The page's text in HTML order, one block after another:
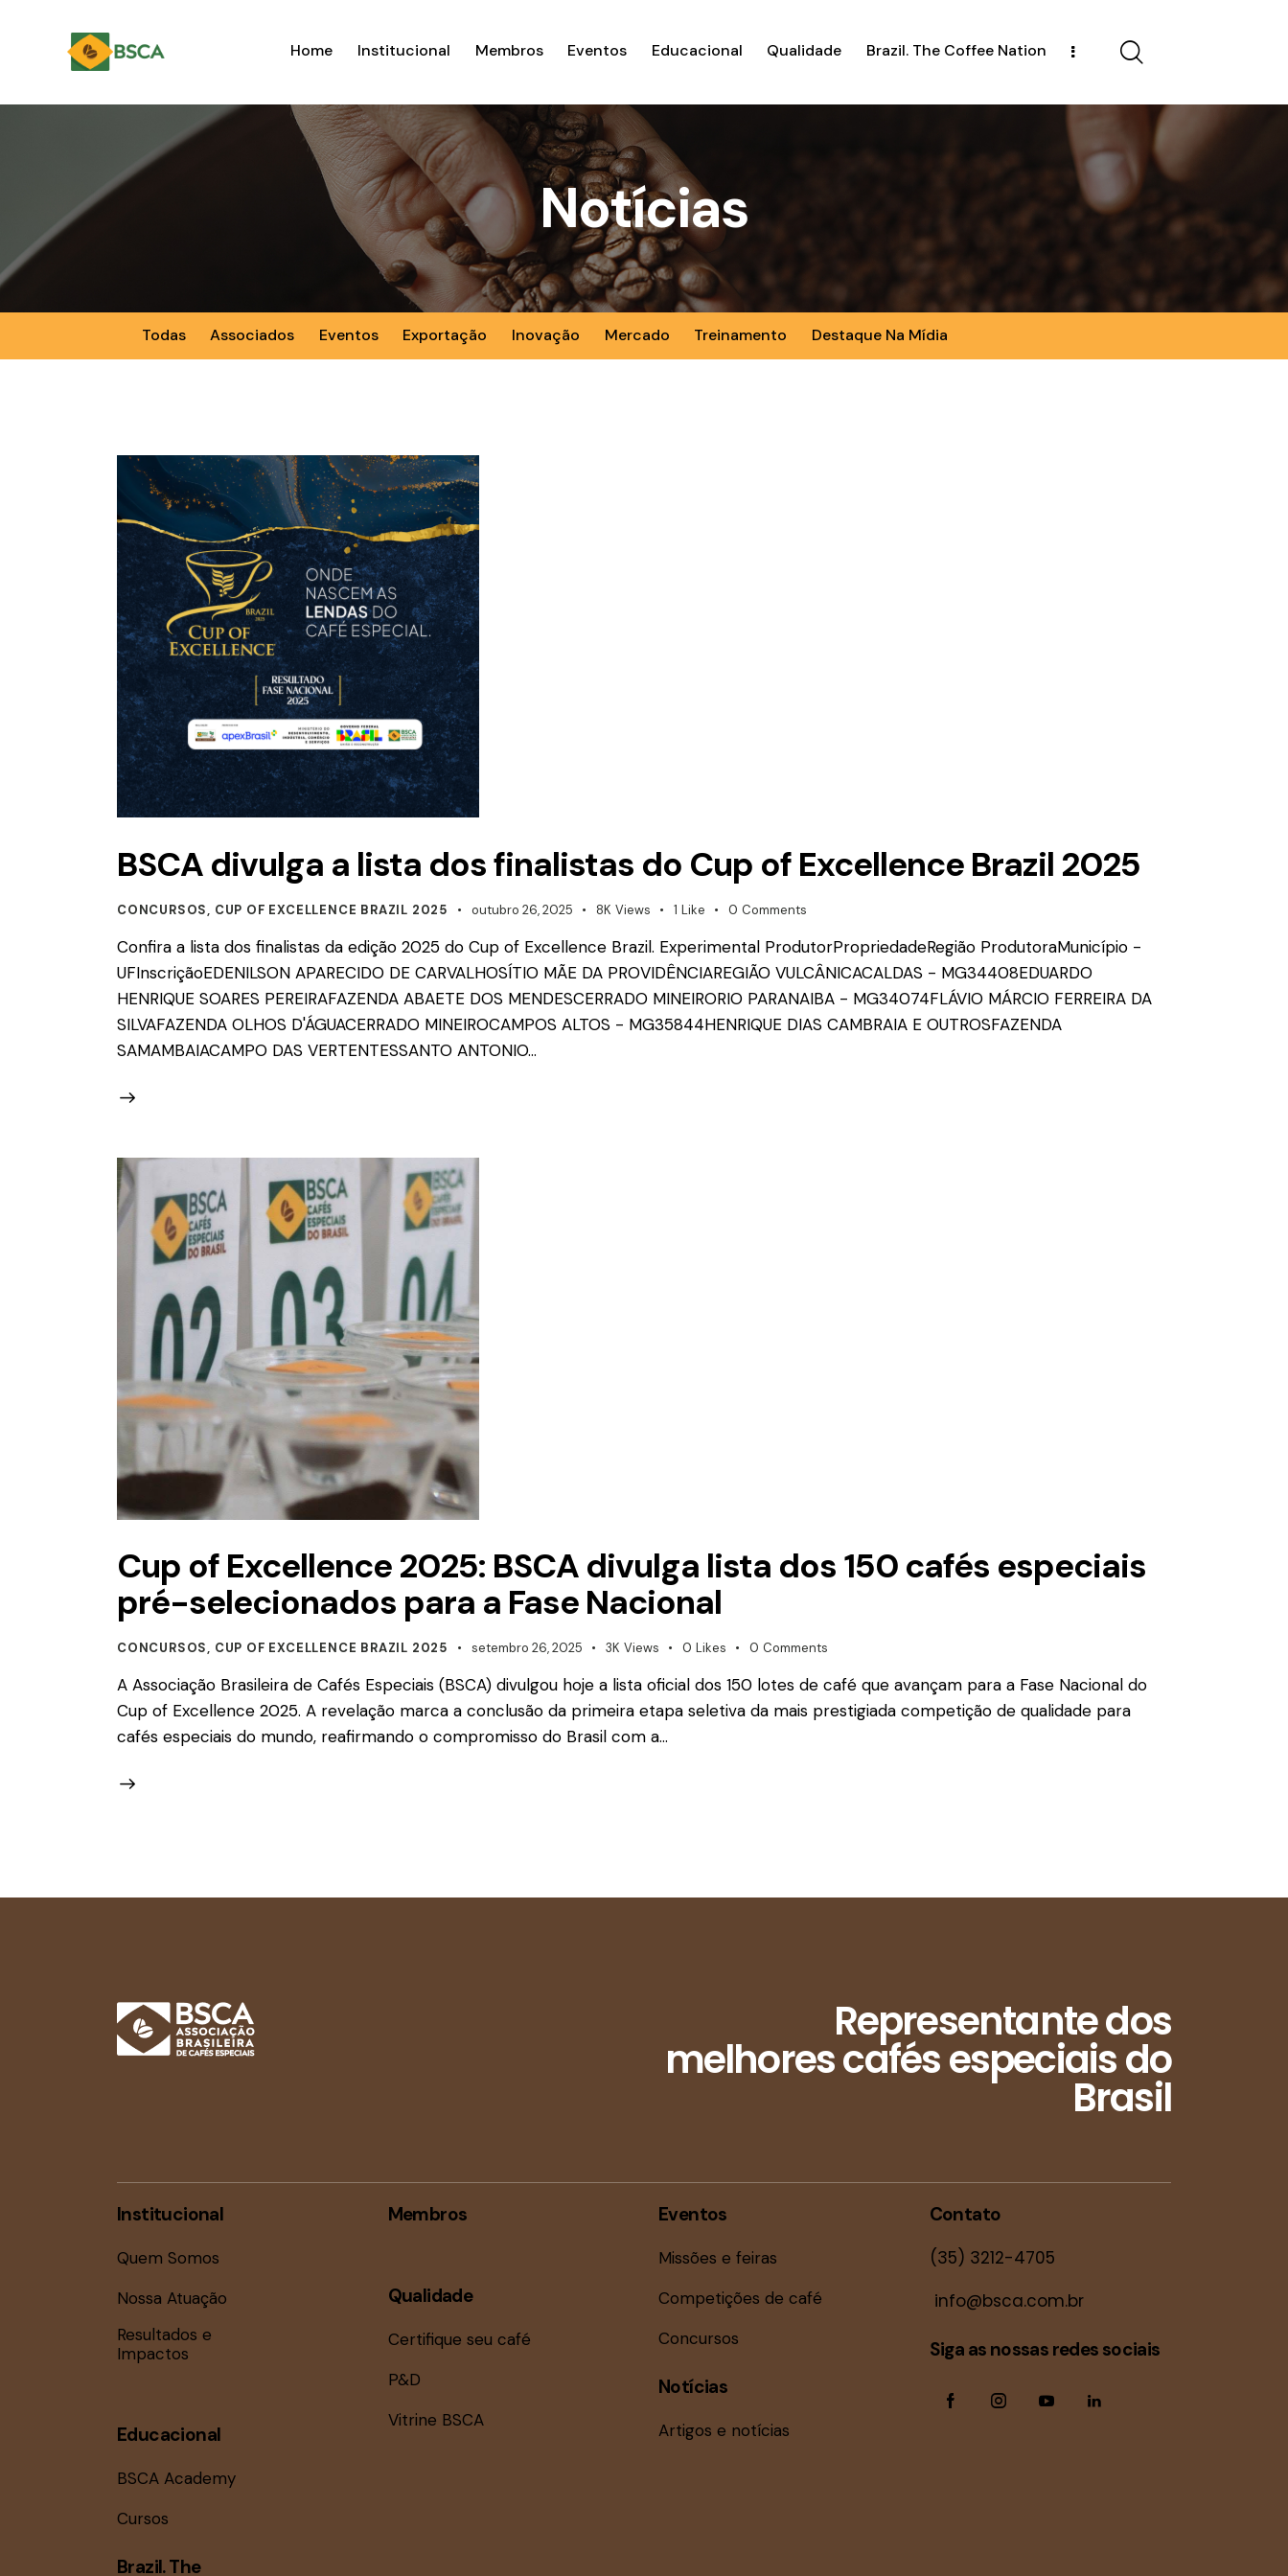
Home Institucional Membros Eventos Educacional Qualidade Brazil. The Coffee Nation
Notícias
Todas Associados Eventos Exportação Inovação Mercado Treinamento Destaque Na Mídia
BSCA divulga a lista dos finalistas do Cup of Excellence Brazil 2025
CONCURSOS, CUP OF EXCELLENCE BRAZIL 2025 outubro 26, 2025 8K Views 1 Like 0 Comments
Confira a lista dos finalistas da edição 2025 do Cup of Excellence Brazil. Experimental ProdutorPropriedadeRegião ProdutoraMunicípio -
UFInscriçãoEDENILSON APARECIDO DE CARVALHOSÍTIO MÃE DA PROVIDÊNCIAREGIÃO VULCÂNICACALDAS - MG34408EDUARDO
HENRIQUE SOARES PEREIRAFAZENDA ABAETE DOS MENDESCERRADO MINEIRORIO PARANAIBA - MG34074FLÁVIO MÁRCIO FERREIRA DA
SILVAFAZENDA OLHOS D'ÁGUACERRADO MINEIROCAMPOS ALTOS - MG35844HENRIQUE DIAS CAMBRAIA E OUTROSFAZENDA
SAMAMBAIACAMPO DAS VERTENTESSANTO ANTONIO…
Cup of Excellence 2025: BSCA divulga lista dos 150 cafés especiais
pré-selecionados para a Fase Nacional
CONCURSOS, CUP OF EXCELLENCE BRAZIL 2025 setembro 26, 2025 3K Views 0 Likes 0 Comments
A Associação Brasileira de Cafés Especiais (BSCA) divulgou hoje a lista oficial dos 150 lotes de café que avançam para a Fase Nacional do
Cup of Excellence 2025. A revelação marca a conclusão da primeira etapa seletiva da mais prestigiada competição de qualidade para
cafés especiais do mundo, reafirmando o compromisso do Brasil com a…
Representante dos
melhores cafés especiais do
Brasil
Institucional
Quem Somos
Nossa Atuação
Resultados e
Impactos
Educacional
BSCA Academy
Cursos
Brazil. The
Membros
Qualidade
Certifique seu café
P&D
Vitrine BSCA
Eventos
Missões e feiras
Competições de café
Concursos
Notícias
Artigos e notícias
Contato
(35) 3212-4705
info@bsca.com.br
Siga as nossas redes sociais